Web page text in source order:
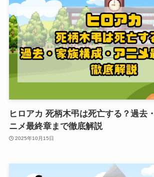
ヒロアカ 死柄木弔は死亡する？過去
ニメ最終章まで徹底解説
2025年10月15日